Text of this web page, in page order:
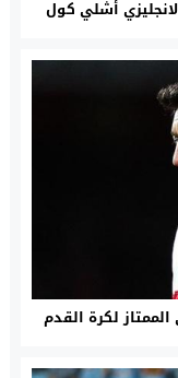
أشلي كول
لكرة القدم